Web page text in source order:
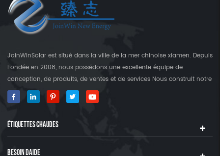
JoinWinSolar est situé dans la ville de la mer chinoise xiamen. Depuis
Fondée en 2008, nous possédons une excellente équipe de
conception, de produits, de ventes et de services Nous construit notre
propre usine qui est plus que 3000 Square's terre. En tant que
fournisseur mondial des crochets de fixation solaire, JoinwinSolar a
notre produit JoinwinSolar Les produits comprennent le Suivant: 1,
Systèmes de montage solaire sur le toit en métal et accessoires 2,
tuile Systèmes de montage solaire sur le toit et accessoires 3,
ÉTIQUETTES CHAUDES
BESOIN DAIDE